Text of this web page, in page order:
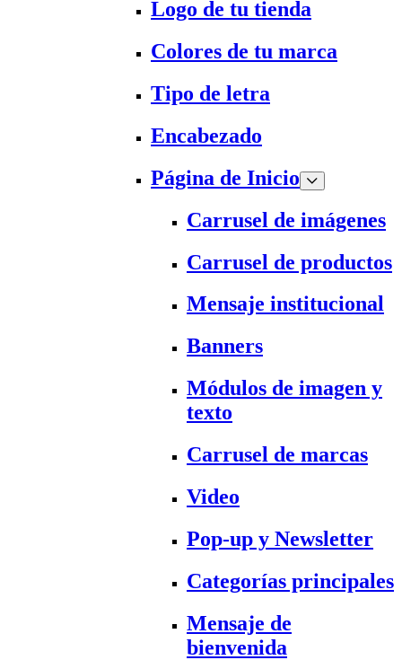
Logo de tu tienda
Colores de tu marca
Tipo de letra
Encabezado
Página de Inicio
Carrusel de imágenes
Carrusel de productos
Mensaje institucional
Banners
Módulos de imagen y
texto
Carrusel de marcas
Video
Pop-up y Newsletter
Categorías principales
Mensaje de
bienvenida